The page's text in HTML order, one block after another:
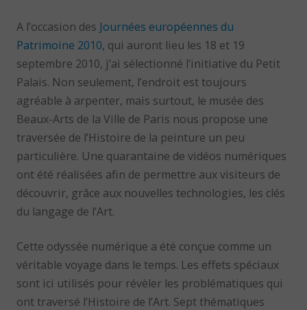
A l’occasion des Journées européennes du
Patrimoine 2010, qui auront lieu les 18 et 19
septembre 2010, j’ai sélectionné l’initiative du Petit
Palais. Non seulement, l’endroit est toujours
agréable à arpenter, mais surtout, le musée des
Beaux-Arts de la Ville de Paris nous propose une
traversée de l’Histoire de la peinture un peu
particulière. Une quarantaine de vidéos numériques
ont été réalisées afin de permettre aux visiteurs de
découvrir, grâce aux nouvelles technologies, les clés
du langage de l’Art.
Cette odyssée numérique a été conçue comme un
véritable voyage dans le temps. Les effets spéciaux
sont ici utilisés pour révèler les problématiques qui
ont traversé l’Histoire de l’Art. Sept thématiques